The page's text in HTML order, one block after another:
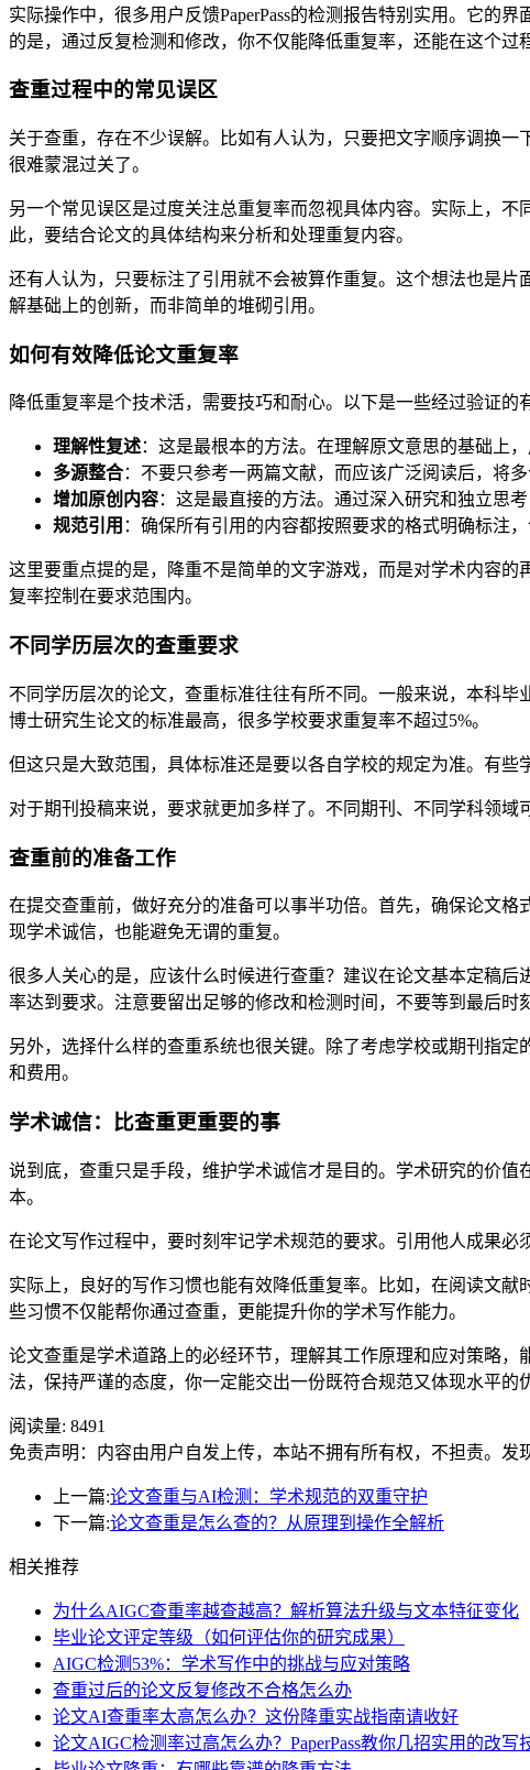
实际操作中，很多用户反馈PaperPass的检测报告特别实用。它的
的是，通过反复检测和修改，你不仅能降低重复率，还能在这个过
查重过程中的常见误区
关于查重，存在不少误解。比如有人认为，只要把文字顺序调换
很难蒙混过关了。
另一个常见误区是过度关注总重复率而忽视具体内容。实际上，
此，要结合论文的具体结构来分析和处理重复内容。
还有人认为，只要标注了引用就不会被算作重复。这个想法也是
解基础上的创新，而非简单的堆砌引用。
如何有效降低论文重复率
降低重复率是个技术活，需要技巧和耐心。以下是一些经过验证的
理解性复述：这是最根本的方法。在理解原文意思的基础上
多源整合：不要只参考一两篇文献，而应该广泛阅读后，将
增加原创内容：这是最直接的方法。通过深入研究和独立思
规范引用 ：确保所有引用的内容都按照要求的格式明确标注
这里要重点提的是，降重不是简单的文字游戏，而是对学术内容
复率控制在要求范围内。
不同学历层次的查重要求
不同学历层次的论文，查重标准往往有所不同。一般来说，本科毕
博士研究生论文的标准最高，很多学校要求重复率不超过5%。
但这只是大致范围，具体标准还是要以各自学校的规定为准。有
对于期刊投稿来说，要求就更加多样了。不同期刊、不同学科领
查重前的准备工作
在提交查重前，做好充分的准备可以事半功倍。首先，确保论文
现学术诚信，也能避免无谓的重复。
很多人关心的是，应该什么时候进行查重？建议在论文基本定稿
率达到要求。注意要留出足够的修改和检测时间，不要等到最后时
另外，选择什么样的查重系统也很关键。除了考虑学校或期刊指
和费用。
学术诚信：比查重更重要的事
说到底，查重只是手段，维护学术诚信才是目的。学术研究的价
本。
在论文写作过程中，要时刻牢记学术规范的要求。引用他人成果
实际上，良好的写作习惯也能有效降低重复率。比如，在阅读文
些习惯不仅能帮你通过查重，更能提升你的学术写作能力。
论文查重是学术道路上的必经环节，理解其工作原理和应对策略
法，保持严谨的态度，你一定能交出一份既符合规范又体现水平的
阅读量: 8491
免责声明：内容由用户自发上传，本站不拥有所有权，不担责。发
上一篇:论文查重与AI检测：学术规范的双重守护
下一篇:论文查重是怎么查的？从原理到操作全解析
相关推荐
为什么AIGC查重率越查越高？解析算法升级与文本特征变化
毕业论文评定等级（如何评估你的研究成果）
AIGC检测53%：学术写作中的挑战与应对策略
查重过后的论文反复修改不合格怎么办
论文AI查重率太高怎么办？这份降重实战指南请收好
论文AIGC检测率过高怎么办？PaperPass教你几招实用的改写